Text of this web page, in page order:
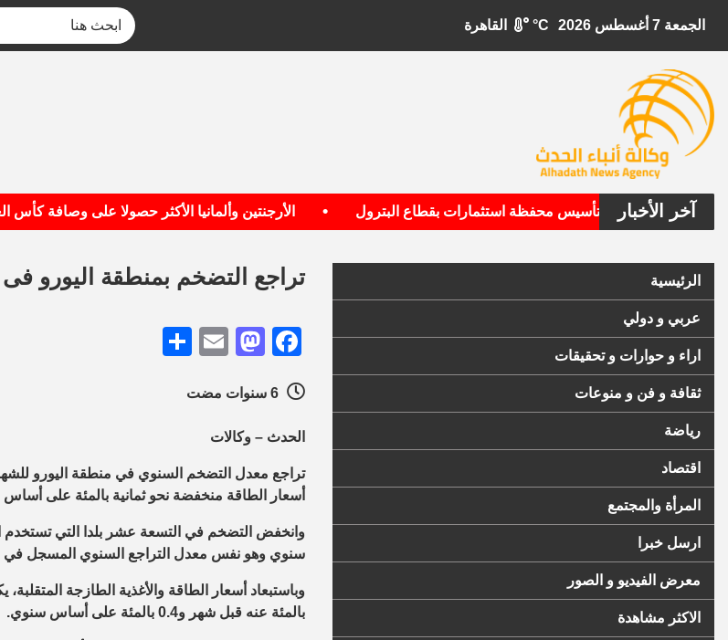
الجمعة 7 أغسطس 2026 °C
آخر الأخبار
الأمريكية تستهدف تأسيس محفظة استثمارات بقطاع البترول الأرجنتين وألمانيا الأكثر حصولا على وصافة كأس
الرئيسية
عربي و دولي
اراء و حوارات و تحقيقات
ثقافة و فن و منوعات
رياضة
اقتصاد
المرأة والمجتمع
ارسل خبرا
معرض الفيديو و الصور
الاكثر مشاهدة
تراجع التضخم بمنطقة اليورو
Facebook
Mastodon
Email
الحدث – وكالات
تراجع معدل التضخم السنوي في منطقة اليورو
أسعار الطاقة منخفضة نحو ثمانية بالمئة على
سنوي وهو نفس معدل التراجع السنوي المسجل في
بالمئة عنه قبل شهر و0.4 بالمئة على أساس سنوي.